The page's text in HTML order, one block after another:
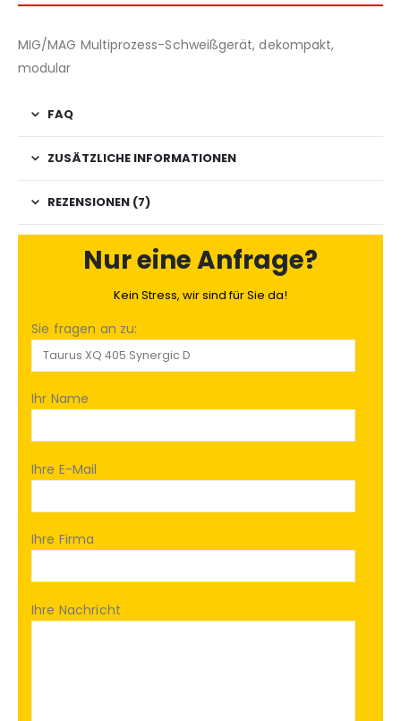
MIG/MAG Multiprozess-Schweißgerät, dekompakt,
modular
FAQ
ZUSÄTZLICHE INFORMATIONEN
REZENSIONEN (7)
Nur eine Anfrage?
Kein Stress, wir sind für Sie da!
Sie fragen an zu:
Ihr Name
Ihre E-Mail
Ihre Firma
Ihre Nachricht